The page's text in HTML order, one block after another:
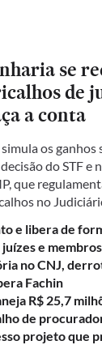
se
de
a conta
os ganhos
do STF e
que
no
e libera de
juízes e
no CNJ,
Fachin
R$ 25,7
de
projeto que